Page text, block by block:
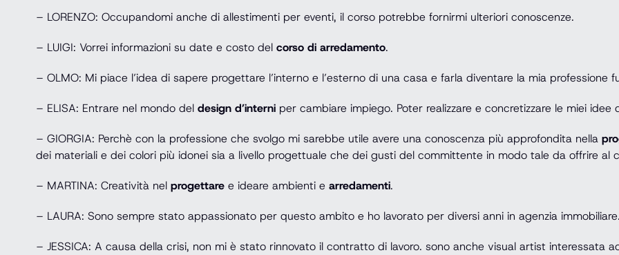
– LORENZO: Occupandomi anche di allestimenti per eventi, il corso potrebbe fornirmi ulteriori conoscenze.
– LUIGI: Vorrei informazioni su date e costo del corso di arredamento.
– OLMO: Mi piace l’idea di sapere progettare l’interno e l’esterno di una casa e farla diventare la mia professione
– ELISA: Entrare nel mondo del design d’interni per cambiare impiego. Poter realizzare e concretizzare le miei idee
– GIORGIA: Perchè con la professione che svolgo mi sarebbe utile avere una conoscenza più approfondita nella
dei materiali e dei colori più idonei sia a livello progettuale che dei gusti del committente in modo tale da offrire al
– MARTINA: Creatività nel progettare e ideare ambienti e arredamenti.
– LAURA: Sono sempre stato appassionato per questo ambito e ho lavorato per diversi anni in agenzia
– JESSICA: A causa della crisi, non mi è stato rinnovato il contratto di lavoro. sono anche visual artist interessata